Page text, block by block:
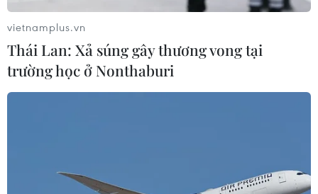
vietnamplus.vn
Thái Lan: Xả súng gây thương vong tại
trường học ở Nonthaburi